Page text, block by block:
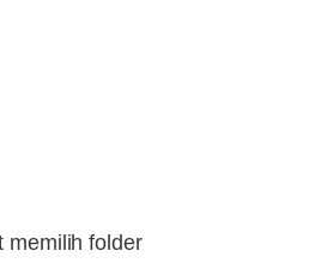
memilih folder